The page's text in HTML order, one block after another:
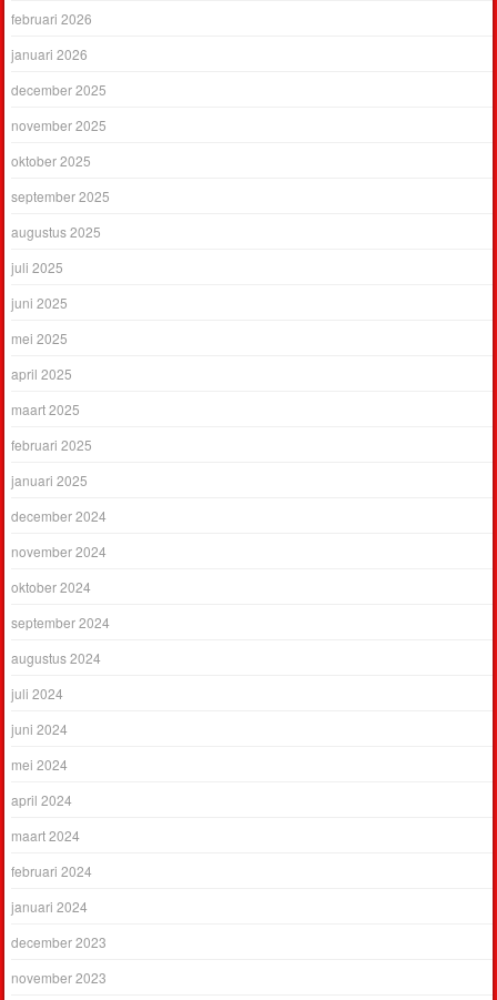
februari 2026
januari 2026
december 2025
november 2025
oktober 2025
september 2025
augustus 2025
juli 2025
juni 2025
mei 2025
april 2025
maart 2025
februari 2025
januari 2025
december 2024
november 2024
oktober 2024
september 2024
augustus 2024
juli 2024
juni 2024
mei 2024
april 2024
maart 2024
februari 2024
januari 2024
december 2023
november 2023